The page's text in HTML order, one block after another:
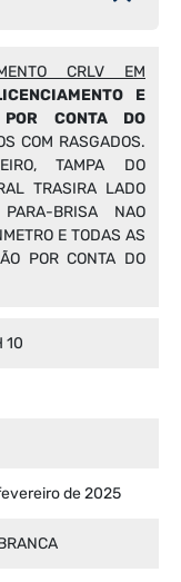
CRLV EM
E
CONTA DO
COM RASGADOS.
TAMPA DO
TRASIRA LADO
BRISA NAO
E TODAS AS
POR CONTA DO
10
de 2025